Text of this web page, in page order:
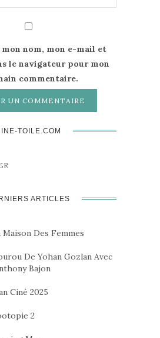
nom, mon e-mail et
le navigateur pour mon
commentaire.
TOILE.COM
ARTICLES
Des Femmes
De Yohan Gozlan Avec
Bajon
Ciné 2025
2